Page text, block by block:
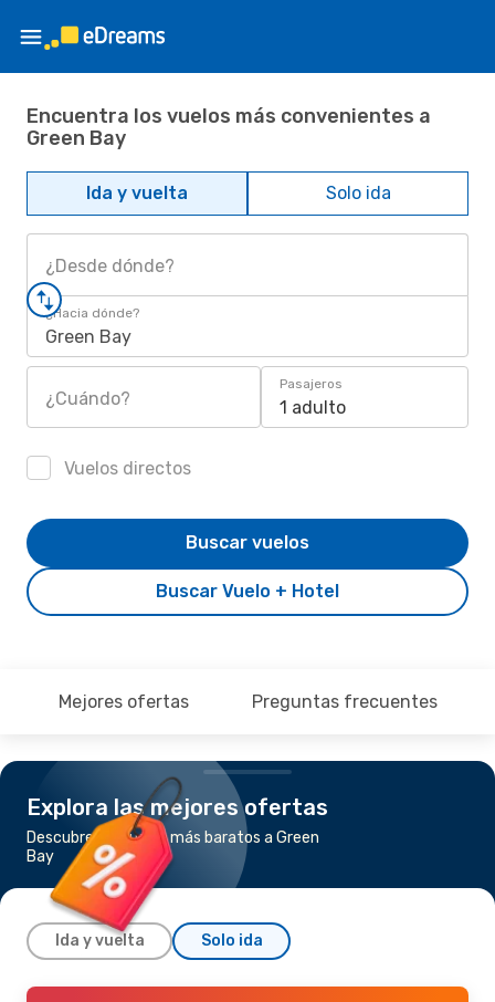
Encuentra los vuelos más convenientes a
Green Bay
Ida y vuelta Solo ida
¿Desde dónde?
¿Hacia dónde?
Green Bay
¿Cuándo?
Pasajeros
1 adulto
Vuelos directos
Buscar Vuelo + Hotel
Buscar vuelos
Mejores ofertas Preguntas frecuentes
Explora las mejores ofertas
Descubre los vuelos más baratos a Green
Bay
Ida y vuelta Solo ida